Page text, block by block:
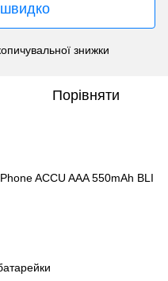
знижки
Порівняти
ACCU AAA 550mAh BLI